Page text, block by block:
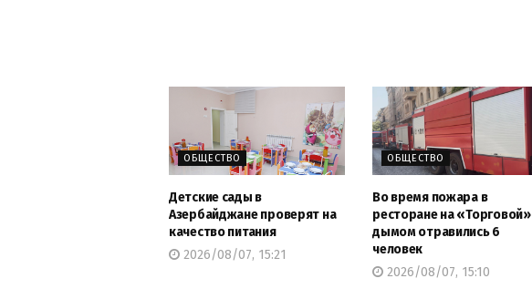
ОБЩЕСТВО
Детские сады в
Азербайджане проверят на
качество питания
2026/08/07, 15:21
ОБЩЕСТВО
Во время пожара в
ресторане на «Торговой»
дымом отравились 6
человек
2026/08/07, 15:10